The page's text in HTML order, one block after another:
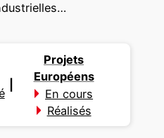
Projets
Européens
En cours
Réalisés